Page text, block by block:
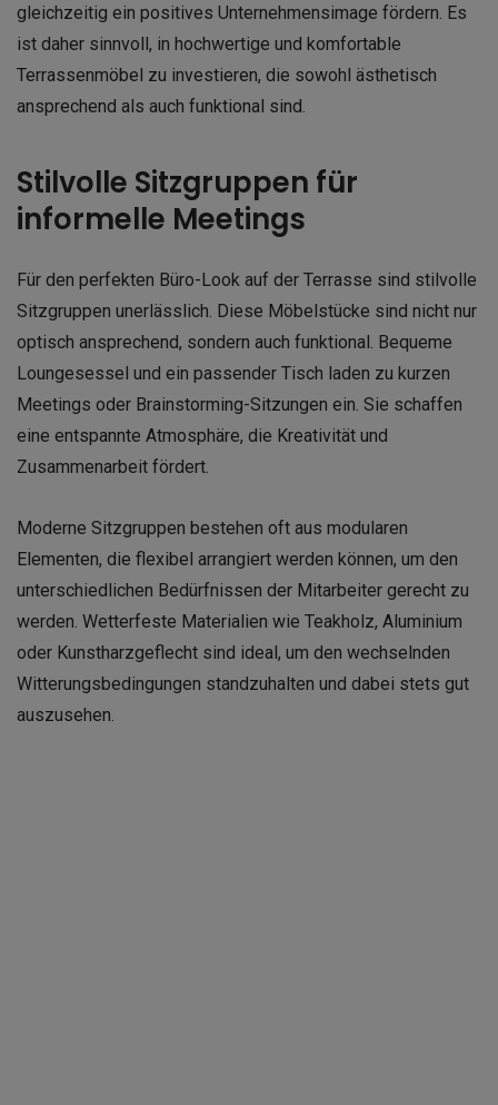
gleichzeitig ein positives Unternehmensimage fördern. Es
ist daher sinnvoll, in hochwertige und komfortable
Terrassenmöbel zu investieren, die sowohl ästhetisch
ansprechend als auch funktional sind.
Stilvolle Sitzgruppen für
informelle Meetings
Für den perfekten Büro-Look auf der Terrasse sind stilvolle
Sitzgruppen unerlässlich. Diese Möbelstücke sind nicht nur
optisch ansprechend, sondern auch funktional. Bequeme
Loungesessel und ein passender Tisch laden zu kurzen
Meetings oder Brainstorming-Sitzungen ein. Sie schaffen
eine entspannte Atmosphäre, die Kreativität und
Zusammenarbeit fördert.
Moderne Sitzgruppen bestehen oft aus modularen
Elementen, die flexibel arrangiert werden können, um den
unterschiedlichen Bedürfnissen der Mitarbeiter gerecht zu
werden. Wetterfeste Materialien wie Teakholz, Aluminium
oder Kunstharzgeflecht sind ideal, um den wechselnden
Witterungsbedingungen standzuhalten und dabei stets gut
auszusehen.